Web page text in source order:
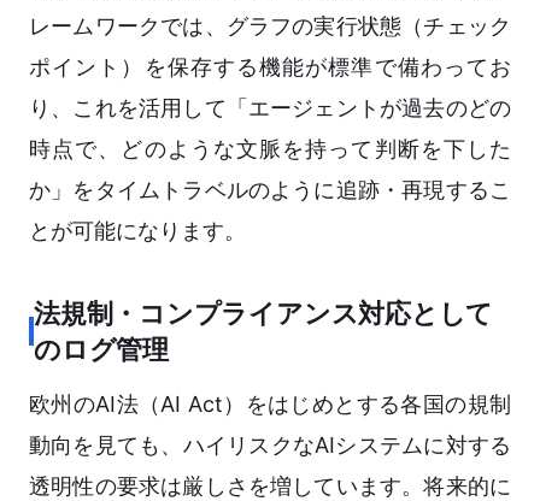
レームワークでは、グラフの実行状態（チェック
ポイント）を保存する機能が標準で備わってお
り、これを活用して「エージェントが過去のどの
時点で、どのような文脈を持って判断を下した
か」をタイムトラベルのように追跡・再現するこ
とが可能になります。
法規制・コンプライアンス対応として
のログ管理
欧州のAI法（AI Act）をはじめとする各国の規制
動向を見ても、ハイリスクなAIシステムに対する
透明性の要求は厳しさを増しています。将来的に